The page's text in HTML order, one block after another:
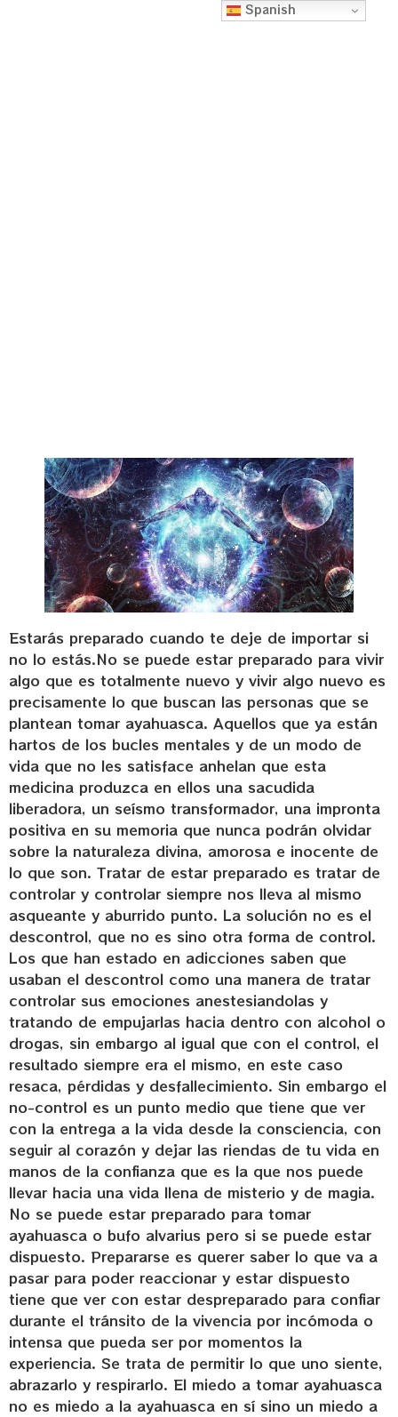
Estarás preparado cuando te deje de importar si
no lo estás.No se puede estar preparado para vivir
algo que es totalmente nuevo y vivir algo nuevo es
precisamente lo que buscan las personas que se
plantean tomar ayahuasca. Aquellos que ya están
hartos de los bucles mentales y de un modo de
vida que no les satisface anhelan que esta
medicina produzca en ellos una sacudida
liberadora, un seísmo transformador, una impronta
positiva en su memoria que nunca podrán olvidar
sobre la naturaleza divina, amorosa e inocente de
lo que son. Tratar de estar preparado es tratar de
controlar y controlar siempre nos lleva al mismo
asqueante y aburrido punto. La solución no es el
descontrol, que no es sino otra forma de control.
Los que han estado en adicciones saben que
usaban el descontrol como una manera de tratar
controlar sus emociones anestesiandolas y
tratando de empujarlas hacia dentro con alcohol o
drogas, sin embargo al igual que con el control, el
resultado siempre era el mismo, en este caso
resaca, pérdidas y desfallecimiento. Sin embargo el
no-control es un punto medio que tiene que ver
con la entrega a la vida desde la consciencia, con
seguir al corazón y dejar las riendas de tu vida en
manos de la confianza que es la que nos puede
llevar hacia una vida llena de misterio y de magia.
No se puede estar preparado para tomar
ayahuasca o bufo alvarius pero si se puede estar
dispuesto. Prepararse es querer saber lo que va a
pasar para poder reaccionar y estar dispuesto
tiene que ver con estar despreparado para confiar
durante el tránsito de la vivencia por incómoda o
intensa que pueda ser por momentos la
experiencia. Se trata de permitir lo que uno siente,
abrazarlo y respirarlo. El miedo a tomar ayahuasca
no es miedo a la ayahuasca en sí sino un miedo a
Spanish